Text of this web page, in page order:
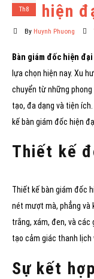
Th8
hiện
By Huynh Phuong
Bàn giám đốc hiện đại
lựa chọn hiện nay. Xu
chuyển từ những
tạo, đa dạng và tiện
kế bàn giám đốc hiện
Thiết kế
Thiết kế bàn giám đốc
nét mượt mà, phẳng và
trắng, xám, đen, và
tạo cảm giác thanh lịch
Sự kết